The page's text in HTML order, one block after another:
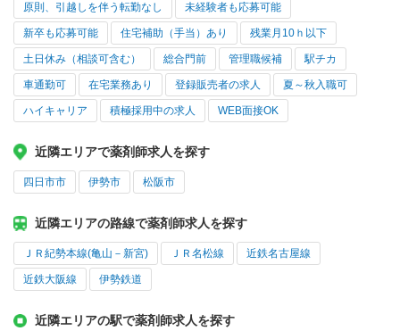
原則、引越しを伴う転勤なし 未経験者も応募可能
新卒も応募可能 住宅補助（手当）あり 残業月10ｈ以下
土日休み（相談可含む） 総合門前 管理職候補 駅チカ
車通勤可 在宅業務あり 登録販売者の求人 夏～秋入職可
ハイキャリア 積極採用中の求人 WEB面接OK
近隣エリアで薬剤師求人を探す
四日市市 伊勢市 松阪市
近隣エリアの路線で薬剤師求人を探す
ＪＲ紀勢本線(亀山－新宮) ＪＲ名松線 近鉄名古屋線
近鉄大阪線 伊勢鉄道
近隣エリアの駅で薬剤師求人を探す